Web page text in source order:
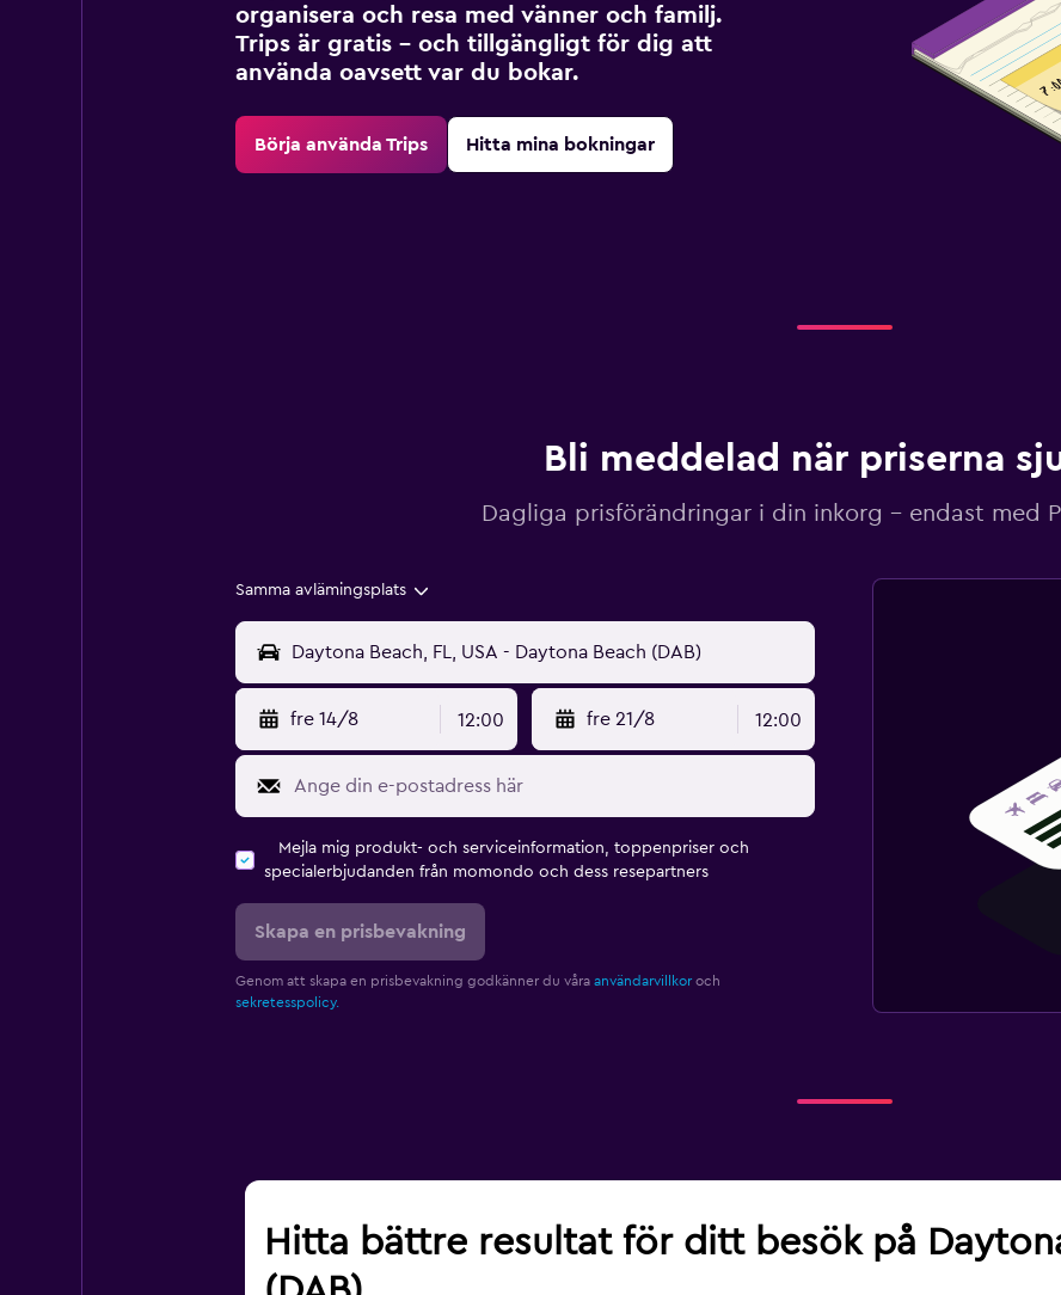
organisera och resa med vänner och familj.
Trips är gratis – och tillgängligt för dig att
använda oavsett var du bokar.
Börja använda Trips Hitta mina bokningar
Bli meddelad när priserna
Dagliga prisförändringar i din inkorg – endast med
Samma avlämingsplats
fre 14/8 12:00 fre 21/8 12:00
Mejla mig produkt- och serviceinformation, toppenpriser och
specialerbjudanden från momondo och dess resepartners
Skapa en prisbevakning
Genom att skapa en prisbevakning godkänner du våra användarvillkoroch
sekretesspolicy.
Hitta bättre resultat för ditt besök på